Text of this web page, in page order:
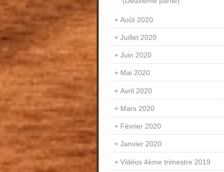
Août 2020
Juillet 2020
Juin 2020
Mai 2020
Avril 2020
Mars 2020
Février 2020
Janvier 2020
Vidéos 4ème trimestre 2019